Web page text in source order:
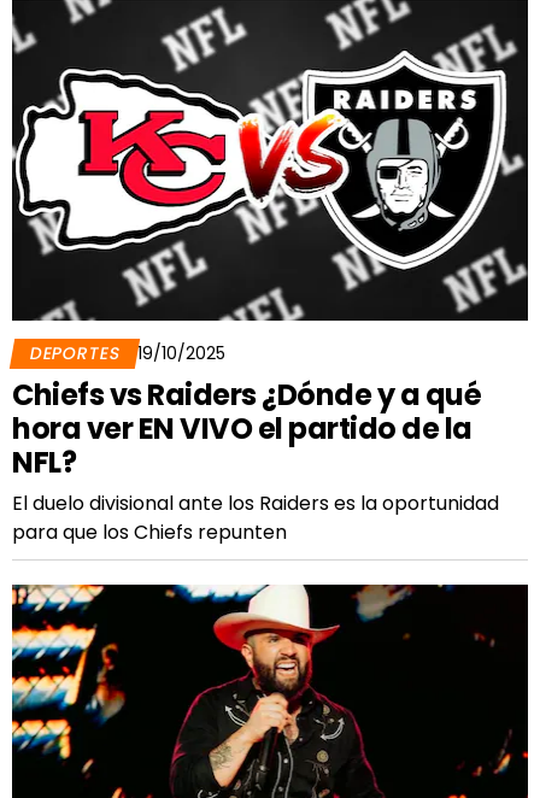
DEPORTES 19/10/2025
Chiefs vs Raiders ¿Dónde y a qué
hora ver EN VIVO el partido de la
NFL?
El duelo divisional ante los Raiders es la oportunidad
para que los Chiefs repunten